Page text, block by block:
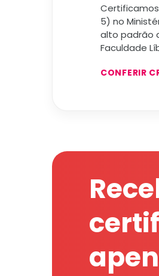
5) no
alto padrão
Faculdade
CONFERIR